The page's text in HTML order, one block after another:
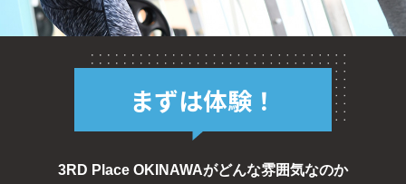
まずは体験！
3RD Place OKINAWAがどんな雰囲気なのか